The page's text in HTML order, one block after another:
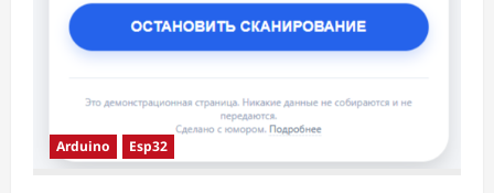
Arduino Esp32